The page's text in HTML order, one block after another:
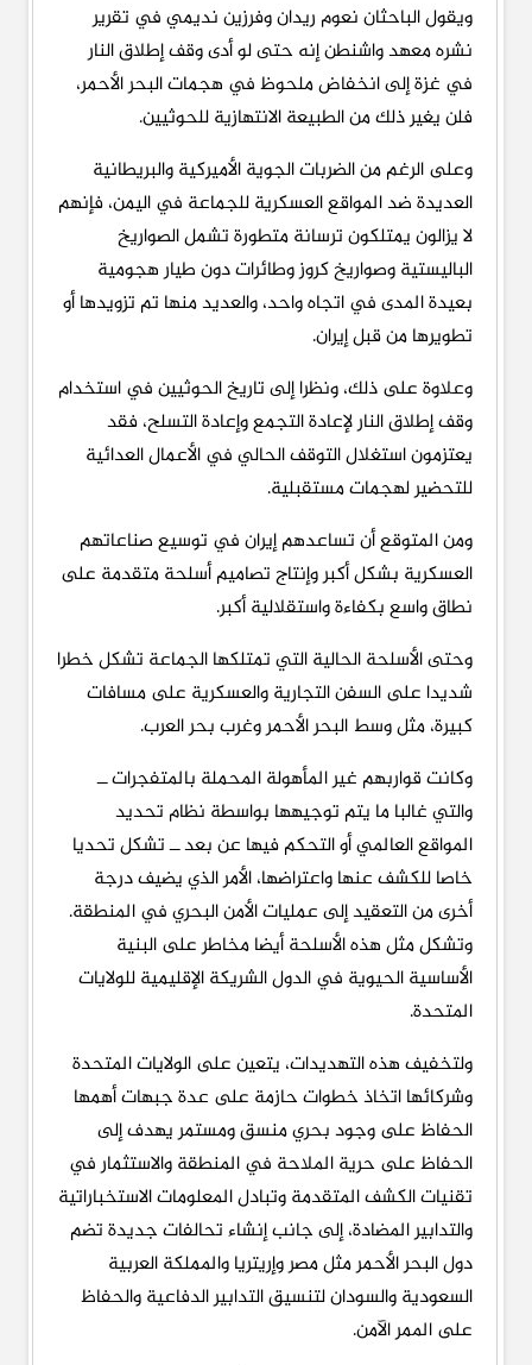
ويقول الباحثان نعوم ريدان وفرزين نديمي في تقرير
نشره معهد واشنطن إنه حتى لو أدى وقف إطلاق النار
في غزة إلى انخفاض ملحوظ في هجمات البحر الأحمر،
فلن يغير ذلك من الطبيعة الانتهازية للحوثيين.
وعلى الرغم من الضربات الجوية الأميركية والبريطانية
العديدة ضد المواقع العسكرية للجماعة في اليمن، فإنهم
لا يزالون يمتلكون ترسانة متطورة تشمل الصواريخ
الباليستية وصواريخ كروز وطائرات دون طيار هجومية
بعيدة المدى في اتجاه واحد، والعديد منها تم تزويدها أو
تطويرها من قبل إيران.
وعلاوة على ذلك، ونظرا إلى تاريخ الحوثيين في استخدام
وقف إطلاق النار لإعادة التجمع وإعادة التسلح، فقد
يعتزمون استغلال التوقف الحالي في الأعمال العدائية
للتحضير لهجمات مستقبلية.
ومن المتوقع أن تساعدهم إيران في توسيع صناعاتهم
العسكرية بشكل أكبر وإنتاج تصاميم أسلحة متقدمة على
نطاق واسع بكفاءة واستقلالية أكبر.
وحتى الأسلحة الحالية التي تمتلكها الجماعة تشكل خطرا
شديدا على السفن التجارية والعسكرية على مسافات
كبيرة، مثل وسط البحر الأحمر وغرب بحر العرب.
وكانت قواربهم غير المأهولة المحملة بالمتفجرات ــ
والتي غالبا ما يتم توجيهها بواسطة نظام تحديد
المواقع العالمي أو التحكم فيها عن بعد ــ تشكل تحديا
خاصا للكشف عنها واعتراضها، الأمر الذي يضيف درجة
أخرى من التعقيد إلى عمليات الأمن البحري في المنطقة.
وتشكل مثل هذه الأسلحة أيضا مخاطر على البنية
الأساسية الحيوية في الدول الشريكة الإقليمية للولايات
المتحدة.
ولتخفيف هذه التهديدات، يتعين على الولايات المتحدة
وشركائها اتخاذ خطوات حازمة على عدة جبهات أهمها
الحفاظ على وجود بحري منسق ومستمر يهدف إلى
الحفاظ على حرية الملاحة في المنطقة والاستثمار في
تقنيات الكشف المتقدمة وتبادل المعلومات الاستخباراتية
والتدابير المضادة، إلى جانب إنشاء تحالفات جديدة تضم
دول البحر الأحمر مثل مصر وإريتريا والمملكة العربية
السعودية والسودان لتنسيق التدابير الدفاعية والحفاظ
على الممر الآمن.